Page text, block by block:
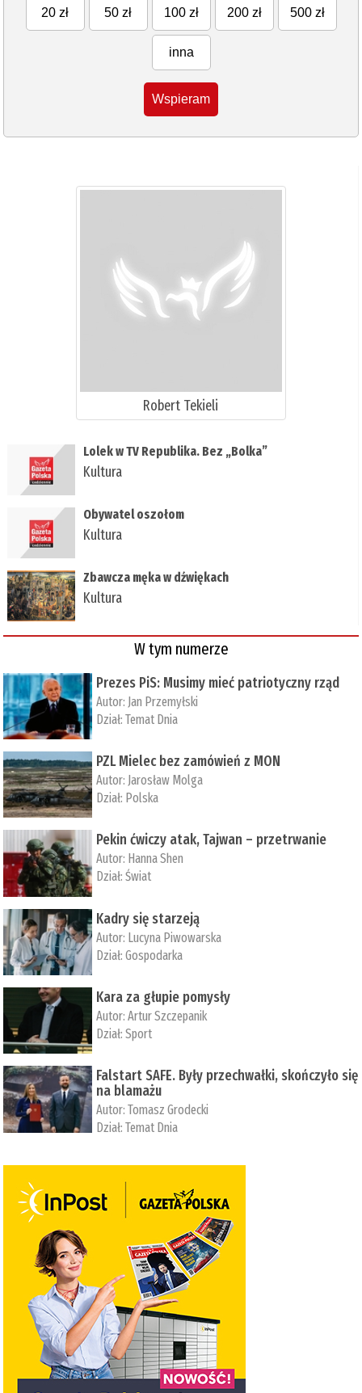
20 zł 50 zł 100 zł 200 zł 500 zł
inna
Wspieram
Robert Tekieli
​Lolek w TV Republika. Bez „Bolka”
Kultura
Obywatel oszołom
Kultura
Zbawcza męka w dźwiękach
Kultura
W tym numerze
Prezes PiS: Musimy mieć patriotyczny rząd
Autor: Jan Przemyłski
Dział:Temat Dnia
PZL Mielec bez zamówień z MON
Autor: Jarosław Molga
Dział: Polska
Pekin ćwiczy atak, Tajwan – przetrwanie
Autor: ­Hanna Shen
Dział:Świat
Kadry się starzeją
Autor: Lucyna Piwowarska
Dział:Gospodarka
Kara za głupie pomysły
Autor:Artur Szczepanik
Dział:Sport
Falstart SAFE. Były przechwałki, skończyło się
na blamażu
Autor:Tomasz Grodecki
Dział:Temat Dnia